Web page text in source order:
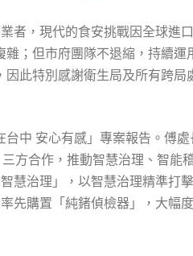
者，現代的食安挑戰因全球進
；但市府團隊不退縮，持續運
此特別感謝衛生局及所有跨局
中 安心有感」專案報告。傅
方合作，推動智慧治理、智能
慧治理」，以智慧治理精準打
先購置「純鍺偵檢器」，大幅